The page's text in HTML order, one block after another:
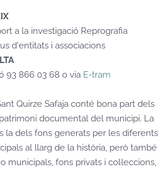
a la investigació Reprografia
d'entitats i associacions
93 866 03 68 o via E-tram
Quirze Safaja conté bona part dels
documental del municipi. La
la dels fons generats per les diferents
al llarg de la història, però també
municipals, fons privats i col·leccions,